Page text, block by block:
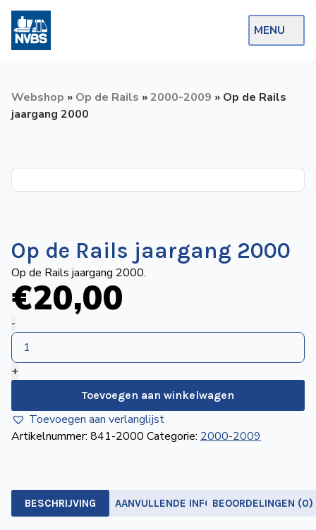
MENU
Op de Rails
Afdelingen
Ons
aanbod
Over
de
NVBS
Wegwijzer
Mijn
NVBS
Webshop » Op de Rails »2000-2009 » Op de Rails
jaargang 2000
Op de Rails jaargang 2000
Op de Rails jaargang 2000.
€20,00
Op
de
Rails
jaargang
aantal
-
+
Toevoegen aan winkelwagen
Toevoegen aan verlanglijst
Artikelnummer: 841-2000 Categorie: 2000-2009
BESCHRIJVING AANVULLENDE INFORMATIEBEOORDELINGEN (0)